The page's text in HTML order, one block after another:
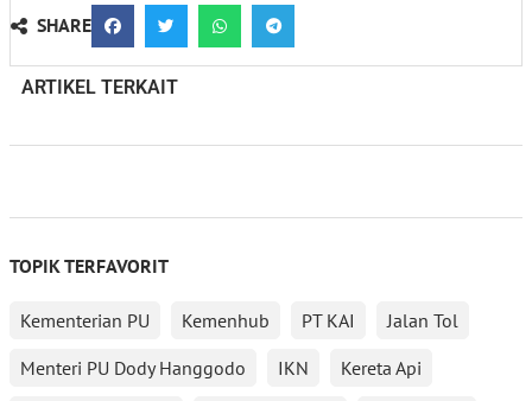
SHARE
ARTIKEL TERKAIT
TOPIK TERFAVORIT
Kementerian PU Kemenhub PT KAI
Jalan Tol
Menteri PU Dody Hanggodo
IKN
Kereta Api